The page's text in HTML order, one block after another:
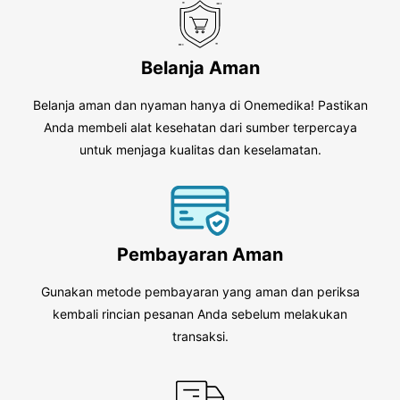
Belanja Aman
Belanja aman dan nyaman hanya di Onemedika! Pastikan
Anda membeli alat kesehatan dari sumber terpercaya
untuk menjaga kualitas dan keselamatan.
Pembayaran Aman
Gunakan metode pembayaran yang aman dan periksa
kembali rincian pesanan Anda sebelum melakukan
transaksi.